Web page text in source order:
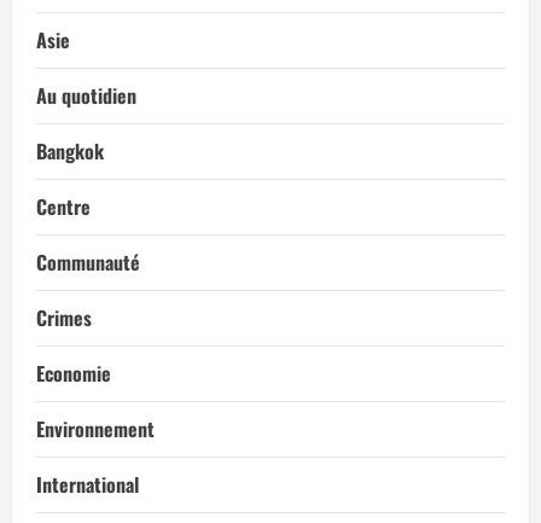
Asie
Au quotidien
Bangkok
Centre
Communauté
Crimes
Economie
Environnement
International